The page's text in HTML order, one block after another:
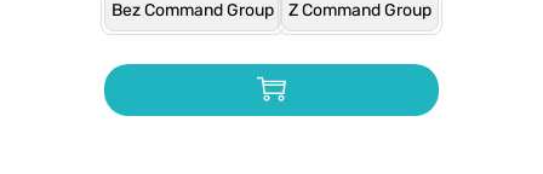
Bez Command Group Z Command Group